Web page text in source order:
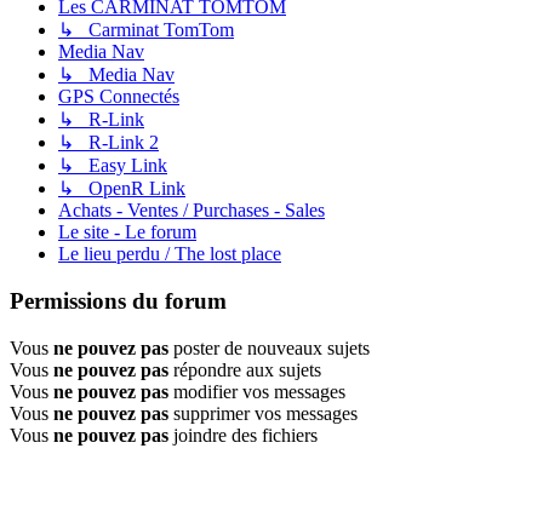
Les CARMINAT TOMTOM
↳ Carminat TomTom
Media Nav
↳ Media Nav
GPS Connectés
↳ R-Link
↳ R-Link 2
↳ Easy Link
↳ OpenR Link
Achats - Ventes / Purchases - Sales
Le site - Le forum
Le lieu perdu / The lost place
Permissions du forum
Vous ne pouvez pas poster de nouveaux sujets
Vous ne pouvez pas répondre aux sujets
Vous ne pouvez pas modifier vos messages
Vous ne pouvez pas supprimer vos messages
Vous ne pouvez pas joindre des fichiers